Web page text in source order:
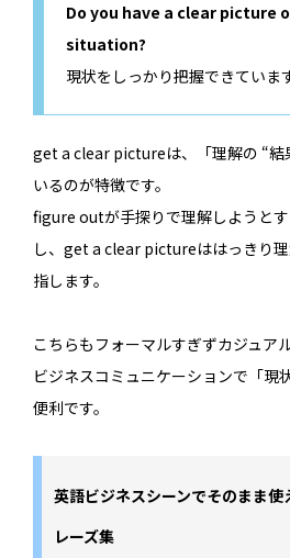
Do you have a clear picture
situation?
現状をしっかり把握できていま
get a clear pictureは、「理解の “結
いるのが特徴です。
figure outが手探りで理解しようと
し、get a clear pictureははっきり
指します。
こちらもフォーマルすぎずカジュア
ビジネスコミュニケーションで「現
便利です。
英語ビジネスシーンでそのまま
レーズ集